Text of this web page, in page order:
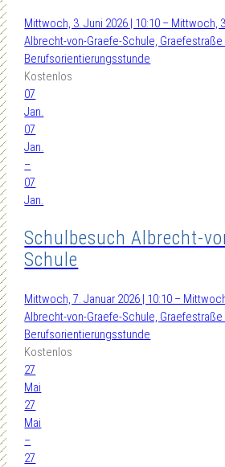
Mittwoch, 3. Juni 2026 | 10:10 – Mittwoch,
Albrecht-von-Graefe-Schule, Graefestraße
Berufsorientierungsstunde
Kostenlos
07
Jan.
07
Jan.
–
07
Jan.
Schulbesuch Albrecht-
Schule
Mittwoch, 7. Januar 2026 | 10:10 –
Albrecht-von-Graefe-Schule, Graefestraße
Berufsorientierungsstunde
Kostenlos
27
Mai
27
Mai
–
27